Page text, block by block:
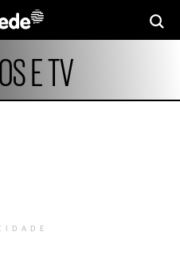
E TV